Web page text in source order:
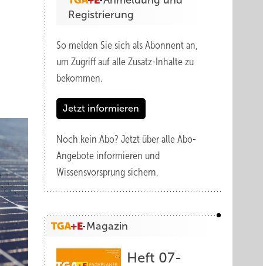
Registrierung
So melden Sie sich als Abonnent an,
um Zugriff auf alle Zusatz-Inhalte zu
bekommen.
Jetzt informieren
Noch kein Abo? Jetzt über alle Abo-
Angebote informieren und
Wissensvorsprung sichern.
Magazin
Heft 07-